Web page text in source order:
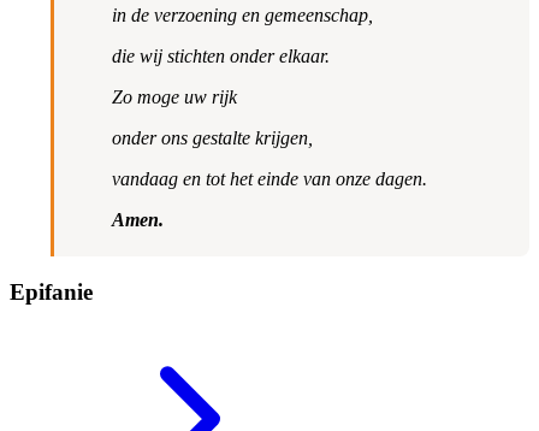
in de verzoening en gemeenschap,
die wij stichten onder elkaar.
Zo moge uw rijk
onder ons gestalte krijgen,
vandaag en tot het einde van onze dagen.
Amen.
Epifanie